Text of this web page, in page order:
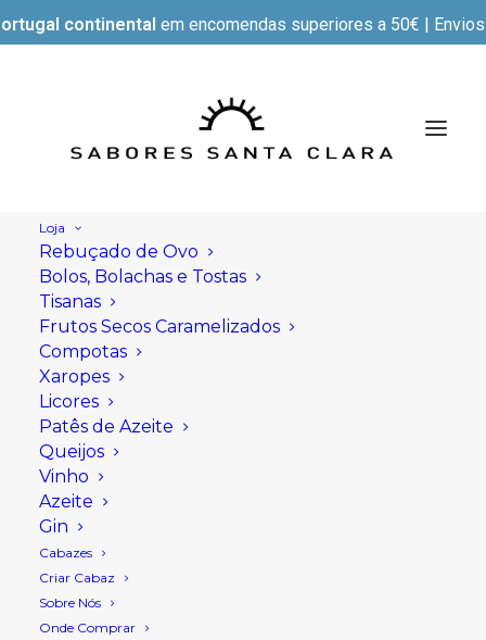
continental em encomendas superiores a 50€ |
Loja
Rebuçado de Ovo
Bolos, Bolachas e Tostas
Tisanas
Frutos Secos Caramelizados
Compotas
Xaropes
Licores
Patês de Azeite
Queijos
Vinho
Azeite
Gin
Cabazes
Criar Cabaz
Sobre Nós
Onde Comprar